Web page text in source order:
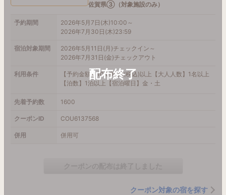
佐賀県③（対象施設のみ）
予約期間
2026年5月7日(木)10:00～
2026年7月30日(木)23:59
宿泊対象期間
2026年5月11日(月)チェックイン～
2026年7月31日(金)チェックアウト
利用条件
【予約金額】10,000円(税込)以上【大人人数】1名以上
【泊数】1泊以上【宿泊曜日】金・土
先着予約数 1600
クーポンID COU6137568
併用 併用可
クーポン対象の宿を探す